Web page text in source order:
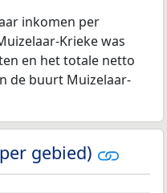
inkomen per
Krieke was
en het totale netto
de buurt Muizelaar-
gebied)